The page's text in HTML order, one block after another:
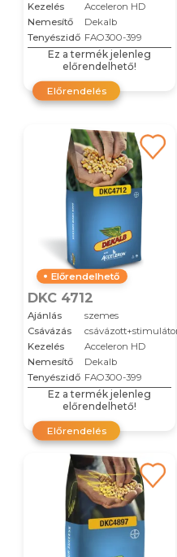
Kezelés
Acceleron HD
Nemesítő
Dekalb
Tenyészidő FAO300-399
Ez a termék jelenleg
előrendelhető!
Előrendelés
Előrendelhető
DKC 4712
Ajánlás
szemes
Csávázás
Kezelés
Acceleron HD
Nemesítő
Dekalb
Tenyészidő FAO300-399
Ez a termék jelenleg
előrendelhető!
Előrendelés